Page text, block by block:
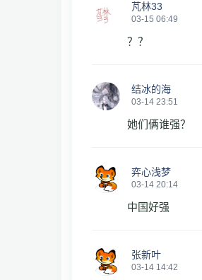
芃林33
03-15 06:49
？？
结冰的海
03-14 23:51
她们俩谁强？
弈心浅梦
03-14 20:14
中国好强
张新叶
03-14 14:42